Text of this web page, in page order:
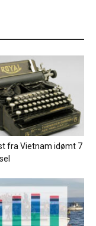
fra Vietnam idømt 7